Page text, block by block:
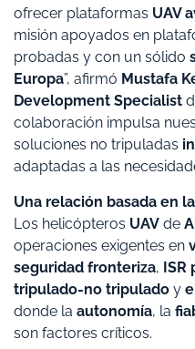
ofrecer plataformas UAV
misión apoyados en
probadas y con un sólido
Europa”, afirmó Mustafa
Development Specialist
colaboración impulsa
soluciones no tripuladas
adaptadas a las
Una relación basada en
Los helicópteros UAV de
operaciones exigentes en
seguridad fronteriza, ISR
tripulado-no tripulado y
donde la autonomía, la
son factores críticos.